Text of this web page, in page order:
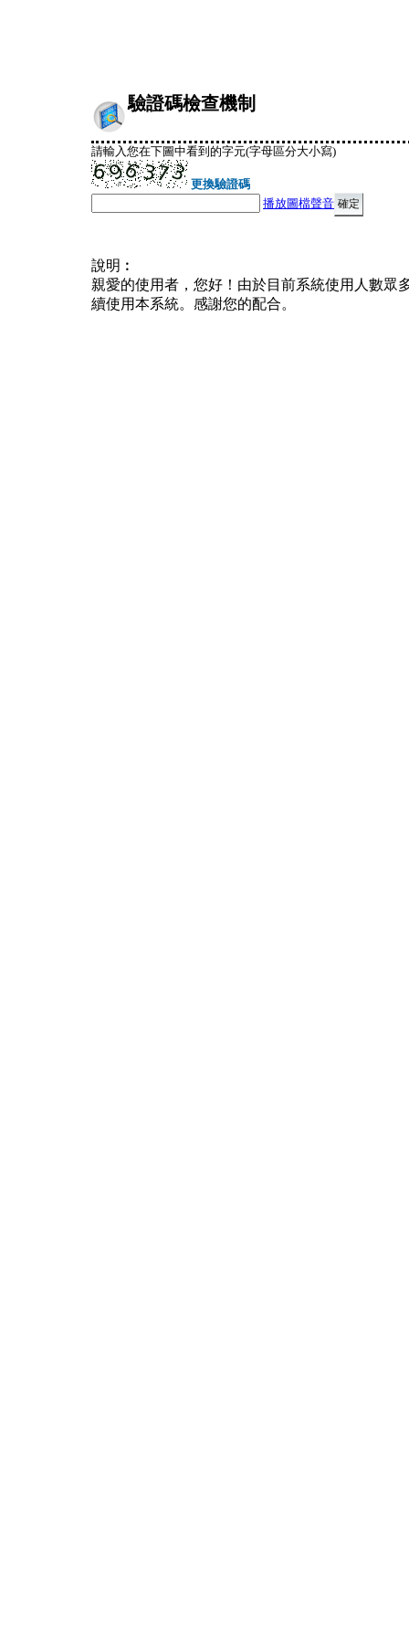
驗證碼檢查機制
請輸入您在下圖中看到的字元(字母區分大小寫)
更換驗證碼
播放圖檔聲音
說明︰
親愛的使用者，您好！由於目前系統使用人數眾
續使用本系統。感謝您的配合。